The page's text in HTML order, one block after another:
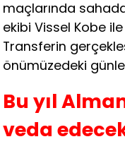
maçlarında
ekibi Vissel Kobe ile
Transferin
önümüzedeki
Bu yıl
veda